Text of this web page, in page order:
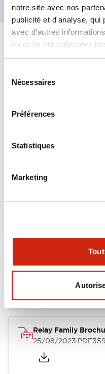
notre site avec nos
publicité et d'analyse, qui
avec d'autres
ou qu'ils ont collectées
services.
Nécessaires
Préférences
Statistiques
Marketing
Spécifications
Documents et
RH Series Power
12/05/2026.PDF
Relay Family
25/08/2023.PDF